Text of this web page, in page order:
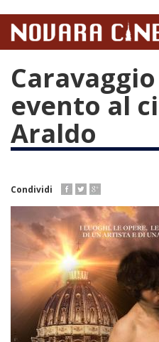
contenuto
evento al
Araldo
Condividi